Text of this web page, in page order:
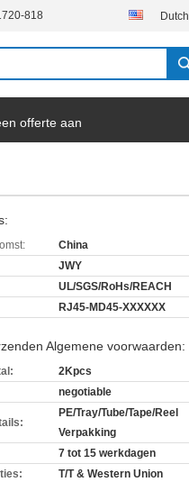
818 Dutch
offerte aan
China
JWY
UL/SGS/RoHs/REACH
RJ45-MD45-XXXXXX
Algemene voorwaarden:
2Kpcs
negotiable
PE/Tray/Tube/Tape/Reel
Verpakking
7 tot 15 werkdagen
T/T & Western Union